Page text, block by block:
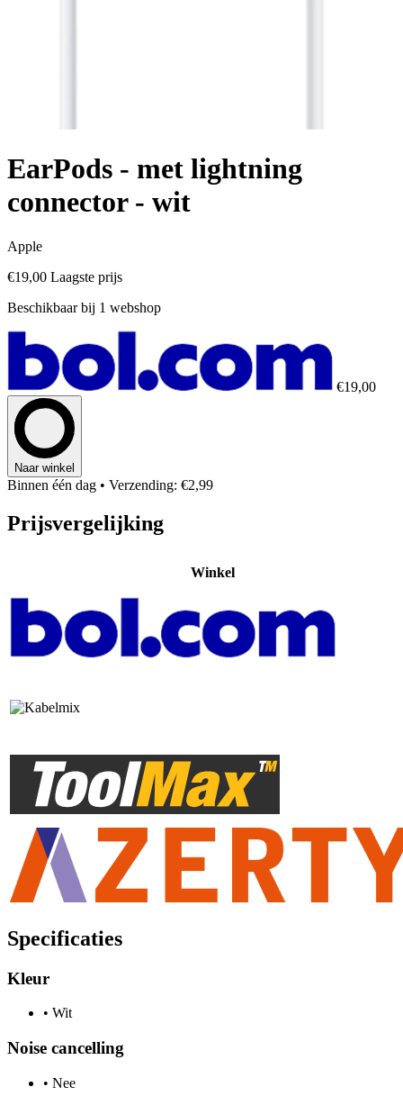
EarPods - met lightning
connector - wit
Apple
€19,00 Laagste prijs
Beschikbaar bij 1 webshop
€19,00
Naar winkel
Binnen één dag • Verzending: €2,99
Prijsvergelijking
Winkel
Specificaties
Kleur
• Wit
Noise cancelling
• Nee